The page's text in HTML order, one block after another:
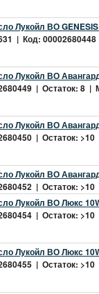
Лукойл ВО
| Код:
Лукойл ВО
| Остаток: 8 |
Лукойл ВО
| Остаток:
Лукойл ВО
| Остаток:
Лукойл ВО Люкс
| Остаток:
Лукойл ВО Люкс
| Остаток: